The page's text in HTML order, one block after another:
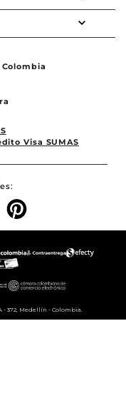
Visa SUMAS
- 372, Medellín - Colombia.